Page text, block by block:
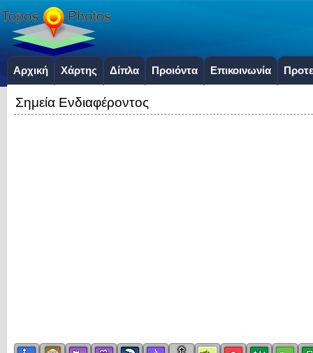
Αρχική Χάρτης Δίπλα Προιόντα Επικοινωνία
Σημεία Ενδιαφέροντος